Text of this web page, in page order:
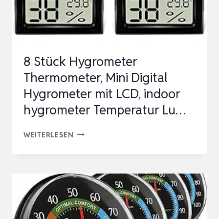
INNEN
|
PRÄZISER
8 Stück Hygrometer
Thermometer, Mini Digital
Hygrometer mit LCD, indoor
hygrometer Temperatur Lu…
WEITERLESEN 8
THERMOMETER,
MINI
DIGITAL